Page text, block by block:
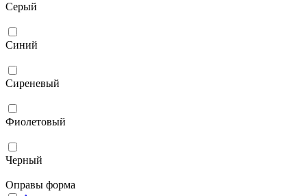
Серый
Синий
Сиреневый
Фиолетовый
Черный
Оправы форма